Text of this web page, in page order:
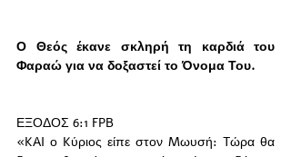
Ο Θεός έκανε σκληρή τη καρδιά του
Φαραώ για να δοξαστεί το Όνομα Του.
ΕΞΟΔΟΣ 6:1 FPB
«KAI ο Kύριος είπε στον Mωυσή: Tώρα θα